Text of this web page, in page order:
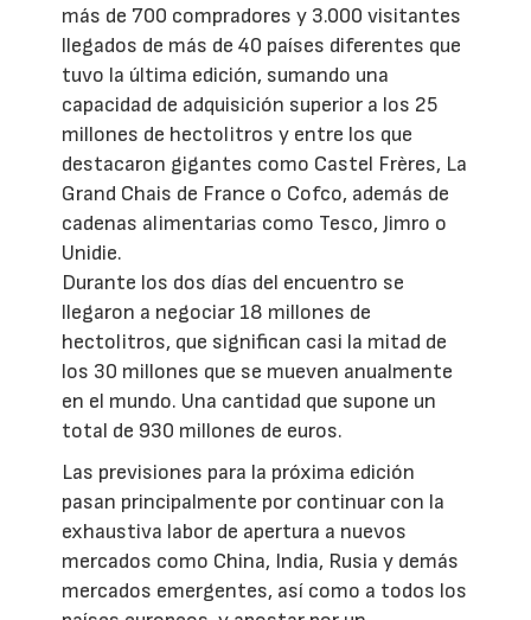
más de 700 compradores y 3.000 visitantes
llegados de más de 40 países diferentes que
tuvo la última edición, sumando una
capacidad de adquisición superior a los 25
millones de hectolitros y entre los que
destacaron gigantes como Castel Frères, La
Grand Chais de France o Cofco, además de
cadenas alimentarias como Tesco, Jimro o
Unidie.
Durante los dos días del encuentro se
llegaron a negociar 18 millones de
hectolitros, que significan casi la mitad de
los 30 millones que se mueven anualmente
en el mundo. Una cantidad que supone un
total de 930 millones de euros.
Las previsiones para la próxima edición
pasan principalmente por continuar con la
exhaustiva labor de apertura a nuevos
mercados como China, India, Rusia y demás
mercados emergentes, así como a todos los